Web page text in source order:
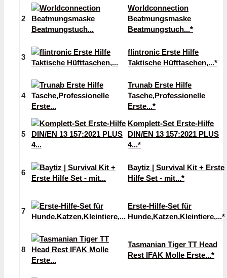
2
Worldconnection
Beatmungsmaske
Beatmungstuch...*
3
flintronic Erste Hilfe
Taktische Hüfttaschen,...*
4
Trunab Erste Hilfe
Tasche,Professionelle
Erste...*
5
Komplett-Set Erste-Hilfe
DIN/EN 13 157:2021 PLUS
4...*
6
Baytiz | Survival Kit + Erste
Hilfe Set - mit...*
7
Erste-Hilfe-Set für
Hunde,Katzen,Kleintiere,...*
8
Tasmanian Tiger TT Head
Rest IFAK Molle Erste...*